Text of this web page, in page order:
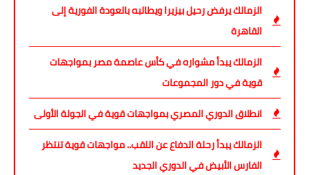
الزمالك يرفض رحيل بيزيرا ويطالبه بالعودة الفورية إلى
القاهرة
الزمالك يبدأ مشواره في كأس عاصمة مصر بمواجهات
قوية في دور المجموعات
انطلاق الدوري المصري بمواجهات قوية في الجولة الأولى
الزمالك يبدأ رحلة الدفاع عن اللقب.. مواجهات قوية تنتظر
الفارس الأبيض في الدوري الجديد